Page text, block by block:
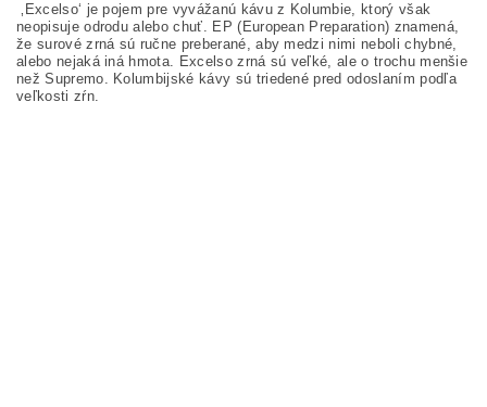
‚Excelso‘ je pojem pre vyvážanú kávu z Kolumbie, ktorý však
neopisuje odrodu alebo chuť. EP (European Preparation) znamená,
že surové zrná sú ručne preberané, aby medzi nimi neboli chybné,
alebo nejaká iná hmota. Excelso zrná sú veľké, ale o trochu menšie
než Supremo. Kolumbijské kávy sú triedené pred odoslaním podľa
veľkosti zŕn.